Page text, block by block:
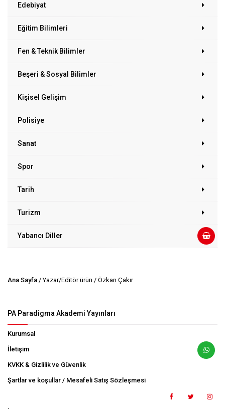
Edebiyat
Eğitim Bilimleri
Fen & Teknik Bilimler
Beşeri & Sosyal Bilimler
Kişisel Gelişim
Polisiye
Sanat
Spor
Tarih
Turizm
Yabancı Diller
Ana Sayfa / Yazar/Editör ürün / Özkan Çakır
PA Paradigma Akademi Yayınları
Kurumsal
İletişim
KVKK & Gizlilik ve Güvenlik
Şartlar ve koşullar / Mesafeli Satış Sözleşmesi